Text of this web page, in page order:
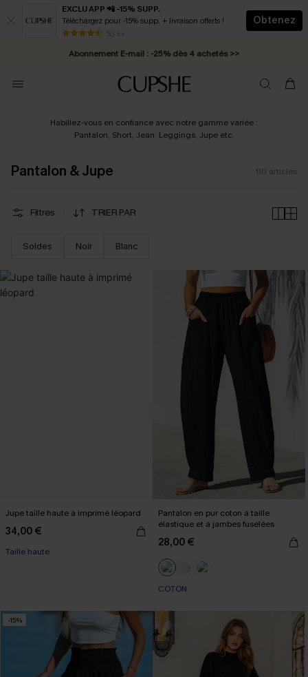
EXCLU APP 📲 -15% SUPP.
Téléchargez pour -15% supp. + livraison offerts !
50 k+
Obtenez
* Livraison éclair 2-3 jours ouvrés >>
Abonnement E-mail : -25% dès 4 achetés >>
Habillez-vous en confiance avec notre gamme variée :
Pantalon, Short, Jean, Leggings, Jupe etc.
Pantalon & Jupe 110 articles
Filtres TRIER PAR
Soldes Noir Blanc
Jupe taille haute à imprimé léopard
34,00 €
Taille haute
Pantalon en pur coton à taille
élastique et à jambes fuselées
28,00 €
COTON
-15%